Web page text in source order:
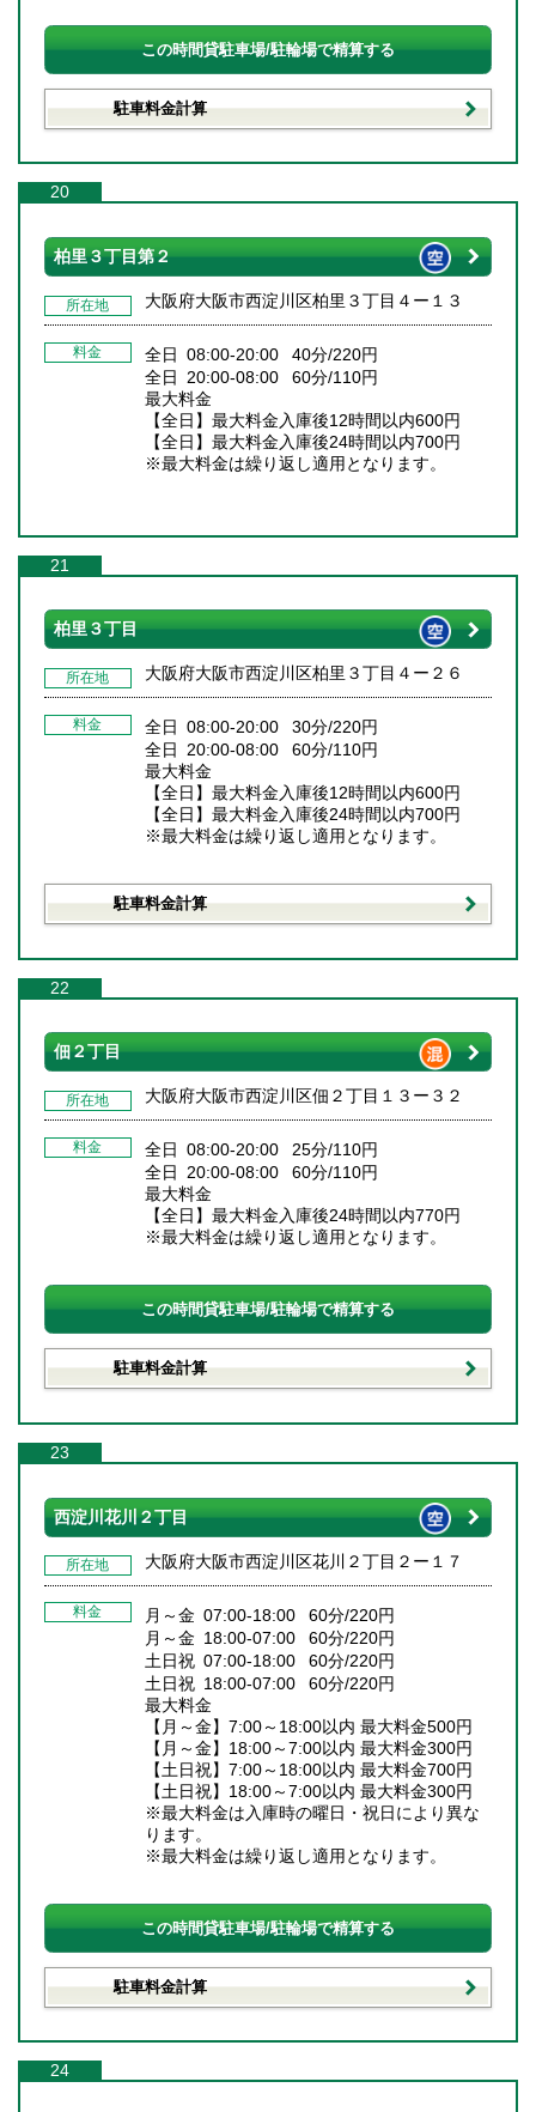
この時間貸駐車場/駐輪場で精算する
駐車料金計算
20
柏里３丁目第２
所在地 大阪府大阪市西淀川区柏里３丁目４ー１３
料金
全日 08:00-20:00 40分/220円
全日 20:00-08:00 60分/110円
最大料金
【全日】最大料金入庫後12時間以内600円
【全日】最大料金入庫後24時間以内700円
※最大料金は繰り返し適用となります。
21
柏里３丁目
所在地 大阪府大阪市西淀川区柏里３丁目４ー２６
料金
全日 08:00-20:00 30分/220円
全日 20:00-08:00 60分/110円
最大料金
【全日】最大料金入庫後12時間以内600円
【全日】最大料金入庫後24時間以内700円
※最大料金は繰り返し適用となります。
駐車料金計算
22
佃２丁目
所在地 大阪府大阪市西淀川区佃２丁目１３ー３２
料金
全日 08:00-20:00 25分/110円
全日 20:00-08:00 60分/110円
最大料金
【全日】最大料金入庫後24時間以内770円
※最大料金は繰り返し適用となります。
この時間貸駐車場/駐輪場で精算する
駐車料金計算
23
西淀川花川２丁目
所在地 大阪府大阪市西淀川区花川２丁目２ー１７
料金
月～金 07:00-18:00 60分/220円
月～金 18:00-07:00 60分/220円
土日祝 07:00-18:00 60分/220円
土日祝 18:00-07:00 60分/220円
最大料金
【月～金】7:00～18:00以内 最大料金500円
【月～金】18:00～7:00以内 最大料金300円
【土日祝】7:00～18:00以内 最大料金700円
【土日祝】18:00～7:00以内 最大料金300円
※最大料金は入庫時の曜日・祝日により異な
ります。
※最大料金は繰り返し適用となります。
この時間貸駐車場/駐輪場で精算する
駐車料金計算
24